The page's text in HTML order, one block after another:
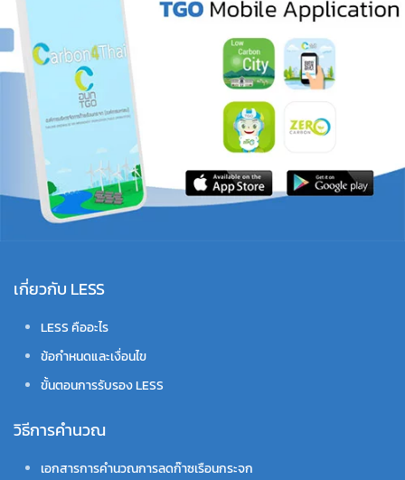
เกี่ยวกับ LESS
LESS คืออะไร
ข้อกำหนดและเงื่อนไข
ขั้นตอนการรับรอง LESS
วิธีการคำนวณ
เอกสารการคำนวณการลดก๊าซเรือนกระจก